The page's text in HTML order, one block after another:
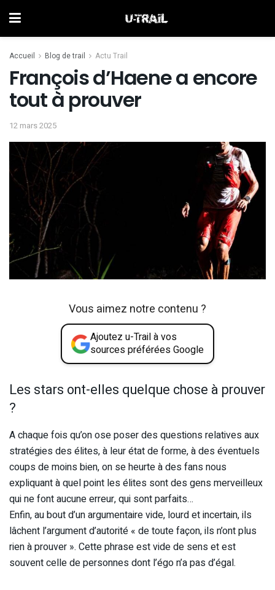
Accueil Blog de trail Actu Trail
François d’Haene a encore
tout à prouver
12 mars 2025
Vous aimez notre contenu ?
Ajoutez u-Trail à vos
sources préférées Google
Les stars ont-elles quelque chose à prouver
?
A chaque fois qu’on ose poser des questions relatives aux
stratégies des élites, à leur état de forme, à des éventuels
coups de moins bien, on se heurte à des fans nous
expliquant à quel point les élites sont des gens merveilleux
qui ne font aucune erreur, qui sont parfaits…
Enfin, au bout d’un argumentaire vide, lourd et incertain, ils
lâchent l’argument d’autorité « de toute façon, ils n’ont plus
rien à prouver ». Cette phrase est vide de sens et est
souvent celle de personnes dont l’égo n’a pas d’égal.